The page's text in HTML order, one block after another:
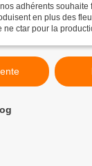
adhérents
en plus des
ctar pour la